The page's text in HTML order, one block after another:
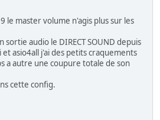
le master volume n'agis plus sur les
sortie audio le DIRECT SOUND depuis
et asio4all j'ai des petits craquements
a autre une coupure totale de son
cette config.